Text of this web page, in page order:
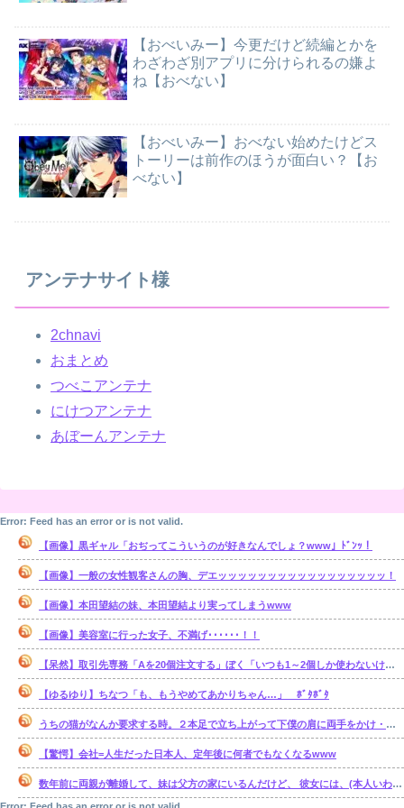
【おべいみー】今更だけど続編とかを
わざわざ別アプリに分けられるの嫌よ
ね【おべない】
【おべいみー】おべない始めたけどス
トーリーは前作のほうが面白い？【お
べない】
アンテナサイト様
2chnavi
おまとめ
つべこアンテナ
にけつアンテナ
あぼーんアンテナ
Error: Feed has an error or is not valid.
【画像】黒ギャル「おぢってこういうのが好きなんでしょ？www」ﾄﾞﾝｯ！
【画像】一般の女性観客さんの胸、デエッッッッッッッッッッッッッッッッッ！
【画像】本田望結の妹、本田望結より実ってしまうwww
【画像】美容室に行った女子、不満げ･･････！！
【呆然】取引先専務「Aを20個注文する」ぼく「いつも1～2個しか使わないけど本当に20であってる？」取専「あってる」⇒結果！
【ゆるゆり】ちなつ「も、もうやめてあかりちゃん…」 ﾎﾞﾀﾎﾞﾀ
うちの猫がなんか要求する時。２本足で立ち上がって下僕の肩に両手をかけ・・・【再】
【驚愕】会社=人生だった日本人、定年後に何者でもなくなるwww
数年前に両親が離婚して、妹は父方の家にいるんだけど、 彼女には、(本人いわく)霊感があるらしい。【再】